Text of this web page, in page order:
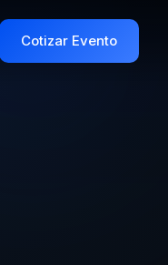
Cotizar Evento